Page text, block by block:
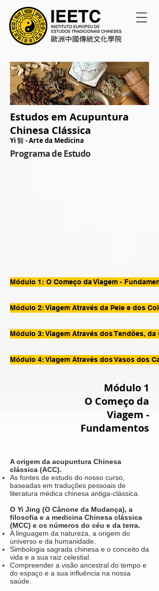
Estudos em Acupuntura
Chinesa Clássica
Yi 醫- Arte da Medicina
Programa de Estudo
Módulo 1: O Começo da Viagem -
Módulo 2: Viagem Através da Pele e dos
Módulo 3: Viagem Através dos Tendões, da
Módulo 4: Viagem Através dos Vasos dos
Módulo 1
O Começo da
Viagem -
Fundamentos
A origem da acupuntura Chinesa
clássica (ACC).
As fontes de estudo do nosso curso,
baseadas em traduções pessoais de
literatura médica chinesa antiga-clássica.
O Yi Jing (O Cânone da Mudança), a
filosofia e a medicina Chinesa clássica
(MCC) e os números do céu e da terra.
A linguagem da natureza, a origem do
universo e da humanidade.
Simbologia sagrada chinesa e o conceito da
vida e a sua raiz celestial.
Compreender a visão ancestral do tempo e
do espaço e a sua influência na nossa
saúde.